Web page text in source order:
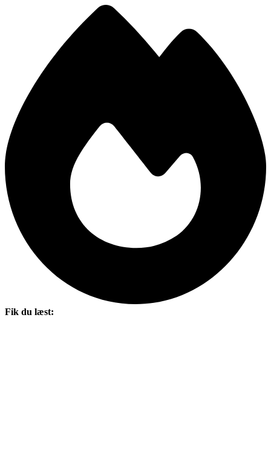
Fik du læst: